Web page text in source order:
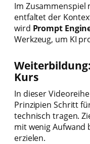
Im Zusammenspiel
entfaltet der
wird Prompt
Werkzeug, um KI
Kurs
In dieser
Prinzipien Schritt
technisch tragen.
mit wenig Aufwand
erzielen.